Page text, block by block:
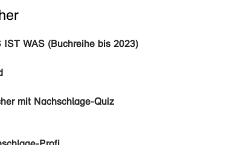
IST WAS (Buchreihe bis 2023)
mit Nachschlage-Quiz